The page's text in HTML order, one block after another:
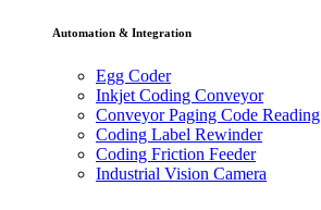
Automation & Integration
Egg Coder
Inkjet Coding Conveyor
Conveyor Paging Code Reading
Coding Label Rewinder
Coding Friction Feeder
Industrial Vision Camera